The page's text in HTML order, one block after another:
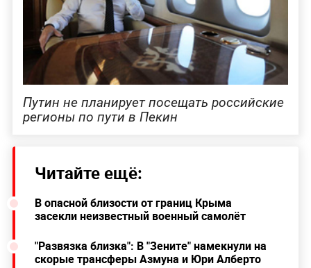
Путин не планирует посещать российские
регионы по пути в Пекин
Читайте ещё:
В опасной близости от границ Крыма
засекли неизвестный военный самолёт
"Развязка близка": В "Зените" намекнули на
скорые трансферы Азмуна и Юри Алберто